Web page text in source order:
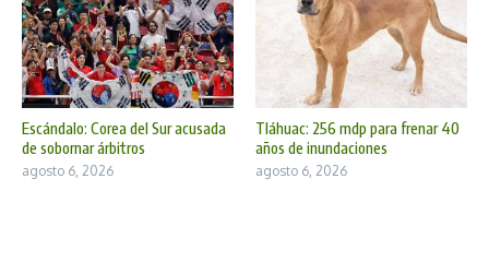
Escándalo: Corea del Sur acusada
de sobornar árbitros
agosto 6, 2026
Tláhuac: 256 mdp para frenar 40
años de inundaciones
agosto 6, 2026